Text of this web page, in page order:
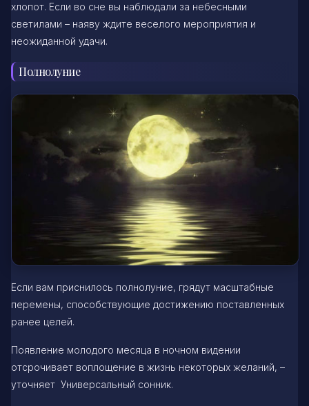
хлопот. Если во сне вы наблюдали за небесными
светилами – наяву ждите веселого мероприятия и
неожиданной удачи.
Полнолуние
Если вам приснилось полнолуние, грядут масштабные
перемены, способствующие достижению поставленных
ранее целей.
Появление молодого месяца в ночном видении
отсрочивает воплощение в жизнь некоторых желаний, –
уточняет Универсальный сонник.